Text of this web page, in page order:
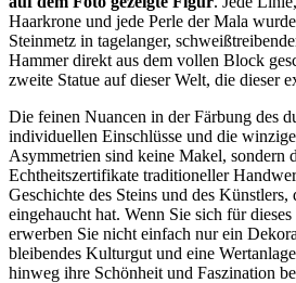
Haarkrone und jede Perle der Mala
Steinmetz in tagelanger,
Hammer direkt aus dem vollen Block
zweite Statue auf dieser Welt, die dieser
Die feinen Nuancen in der Färbung des
individuellen Einschlüsse und die
Asymmetrien sind keine Makel, sondern
Echtheitszertifikate traditioneller
Geschichte des Steins und des Künstlers,
eingehaucht hat. Wenn Sie sich für
erwerben Sie nicht einfach nur ein
bleibendes Kulturgut und eine
hinweg ihre Schönheit und Faszination